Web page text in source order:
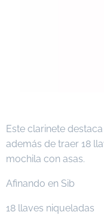
Este clarinete
además de traer 18
mochila con asas.
Afinando en Sib
18 llaves niqueladas